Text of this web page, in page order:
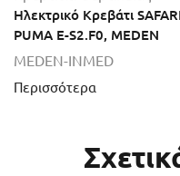
Ηλεκτρικό Κρεβάτι
PUMA E-S2.F0, MEDEN
MEDEN-INMED
Περισσότερα